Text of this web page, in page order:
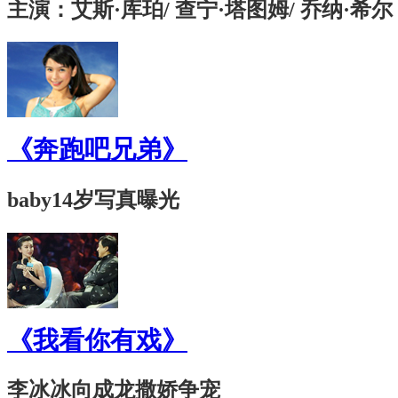
主演：艾斯·库珀/ 查宁·塔图姆/ 乔纳·希尔
《奔跑吧兄弟》
baby14岁写真曝光
《我看你有戏》
李冰冰向成龙撒娇争宠